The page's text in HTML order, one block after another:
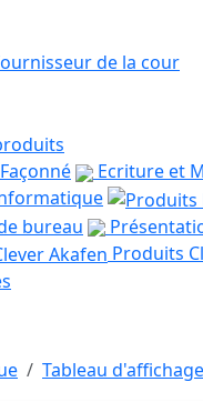
Ecriture et
bureau
Produits
Tableau d'affichage